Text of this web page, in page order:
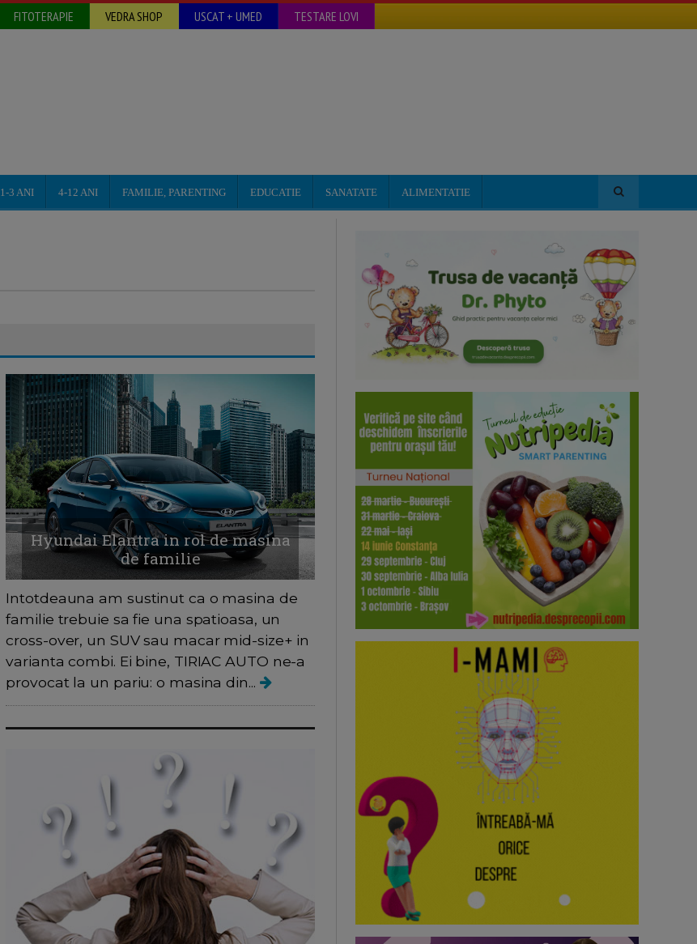
FITOTERAPIE VEDRA SHOP USCAT + UMED TESTARE LOVI
1-3 ANI 4-12 ANI FAMILIE, PARENTING EDUCATIE SANATATE ALIMENTATIE
Hyundai Elantra in rol de masina
de familie
Intotdeauna am sustinut ca o masina de
familie trebuie sa fie una spatioasa, un
cross-over, un SUV sau macar mid-size+ in
varianta combi. Ei bine, TIRIAC AUTO ne-a
provocat la un pariu: o masina din...